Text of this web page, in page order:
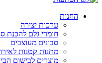
החנות
ערכות יצירה
חומרי גלם להכנת
סבונים מעוצבים
מתנות קטנות
מוצרים לבישום